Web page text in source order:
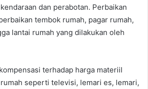
dan perabotan. Perbaikan
tembok rumah, pagar rumah,
lantai rumah yang dilakukan oleh
terhadap harga materiil
seperti televisi, lemari es, lemari,